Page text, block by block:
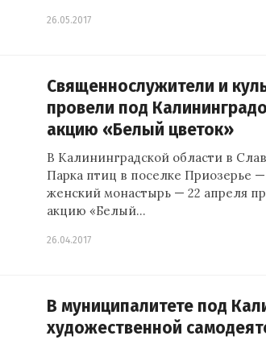
26.05.2017
Священнослужители и
провели под
акцию «Белый цветок»
В Калининградской области в
Парка птиц в поселке Приозерье
женский монастырь — 22 апреля
акцию «Белый…
26.04.2017
В муниципалитете под
художественной